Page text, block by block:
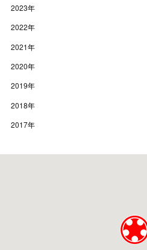
2023年
2022年
2021年
2020年
2019年
2018年
2017年